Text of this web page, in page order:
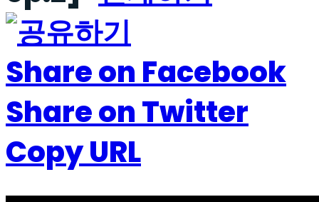
Share on Facebook
Share on Twitter
Copy URL